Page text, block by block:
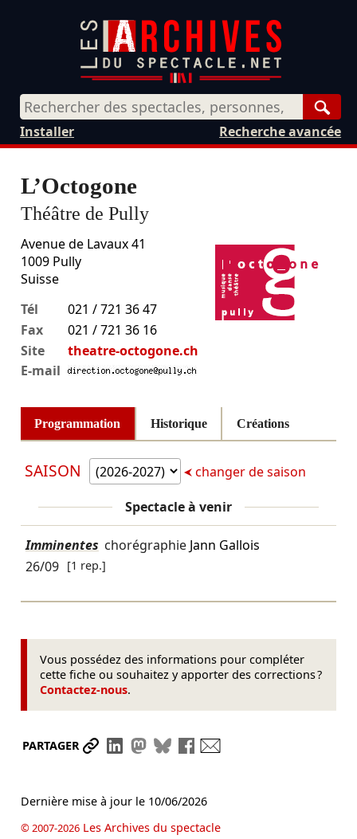
Recherche avancée
Installer
L’Octogone
Théâtre de Pully
Avenue de Lavaux 41
1009 Pully
Suisse
Tél
021 / 721 36 47
Fax
021 / 721 36 16
Site
theatre-octogone.ch
E-mail
Programmation Historique Créations
SAISON changer de saison
Spectacle à venir
Imminentes chorégraphie Jann Gallois
26/09 [1 rep.]
Vous possédez des informations pour compléter
cette fiche ou souhaitez y apporter des corrections ?
Contactez-nous.
PARTAGER Partager le lien
Partager sur LinkedIn
Partager sur Mastodon
Partager sur Bluesky
Partager sur Facebook
Dernière mise à jour le 10/06/2026
© 2007-2026Les Archives du spectacle